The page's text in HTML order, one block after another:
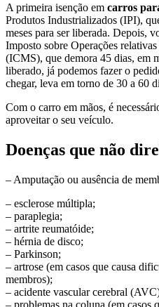
A primeira isenção em carros
Produtos Industrializados (IPI),
meses para ser liberada. Depois,
Imposto sobre Operações
(ICMS), que demora 45 dias, em
liberado, já podemos fazer o
chegar, leva em torno de 30 a 60
Com o carro em mãos, é
aproveitar o seu veículo.
Doenças que não
– Amputação ou ausência de
– esclerose múltipla;
– paraplegia;
– artrite reumatóide;
– hérnia de disco;
– Parkinson;
– artrose (em casos que causa
membros);
– acidente vascular cerebral
– problemas na coluna (em casos